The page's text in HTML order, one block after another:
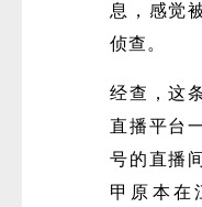
息，感觉
侦查。
经查，这
直播平台
号的直播
甲原本在